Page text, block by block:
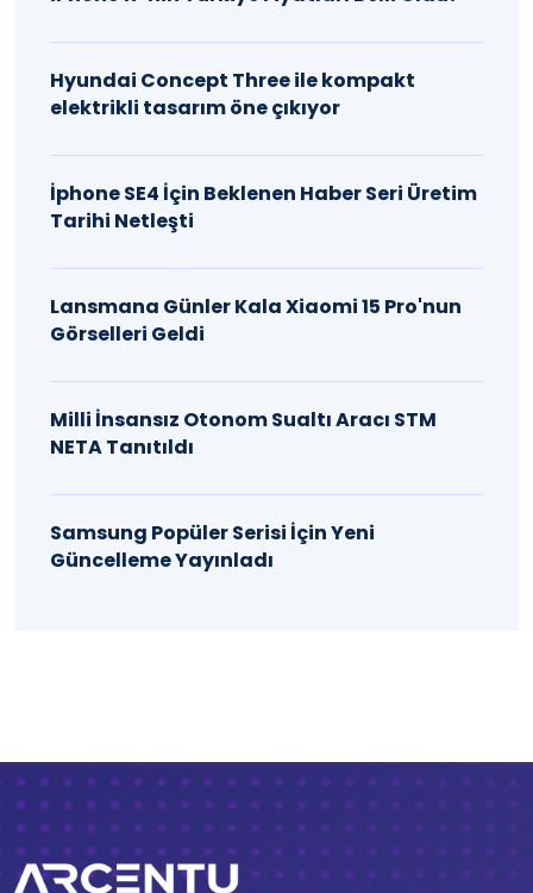
Hyundai Concept Three ile kompakt
elektrikli tasarım öne çıkıyor
İphone SE4 İçin Beklenen Haber Seri Üretim
Tarihi Netleşti
Lansmana Günler Kala Xiaomi 15 Pro'nun
Görselleri Geldi
Milli İnsansız Otonom Sualtı Aracı STM
NETA Tanıtıldı
Samsung Popüler Serisi İçin Yeni
Güncelleme Yayınladı